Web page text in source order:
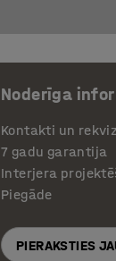
Noderīga
Kontakti un
7 gadu garantija
Interjera
Piegāde
PIERAKSTIES